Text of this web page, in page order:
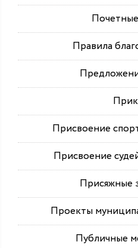
Правила
Присвоение
Присвоение
Присяжные
Проекты
Публичные